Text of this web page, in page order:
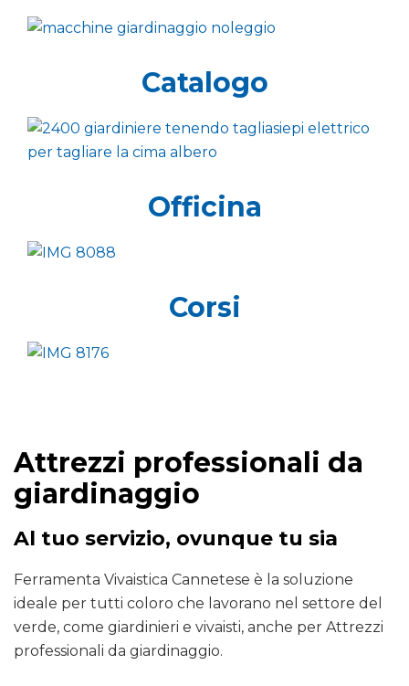
Catalogo
Officina
Corsi
Attrezzi professionali da
giardinaggio
Al tuo servizio, ovunque tu sia
Ferramenta Vivaistica Cannetese è la soluzione
ideale per tutti coloro che lavorano nel settore del
verde, come giardinieri e vivaisti, anche per Attrezzi
professionali da giardinaggio.